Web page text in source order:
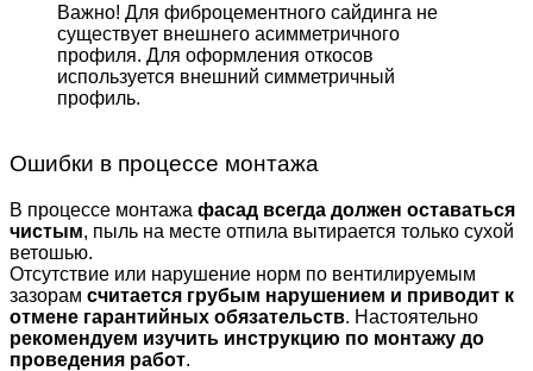
Важно! Для фиброцемент­ного сайдинга не
существует внешнего асимметрич­ного
профиля. Для оформле­ния откосов
используется внешний симметричный
профиль.
Ошибки в процессе монтажа
В процессе монтажа фасад всегда должен оставаться
чистым, пыль на месте отпила вытирается только сухой
ветошью.
Отсутствие или нарушение норм по вентилируемым
зазорам считается грубым нарушением и приводит к
отмене гарантийных обязательств. Настоятельно
рекомендуем изучить инструкцию по монтажу до
проведения работ.